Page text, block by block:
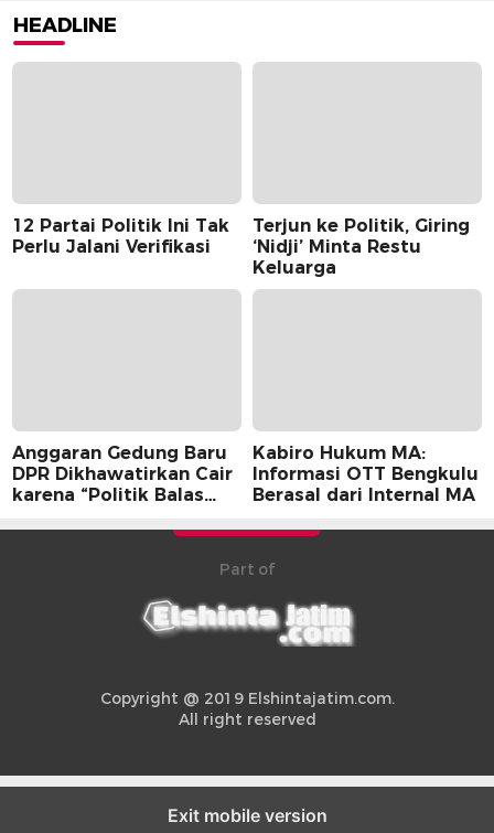
HEADLINE
12 Partai Politik Ini Tak
Perlu Jalani Verifikasi
Terjun ke Politik, Giring
‘Nidji’ Minta Restu
Keluarga
Anggaran Gedung Baru
DPR Dikhawatirkan Cair
karena “Politik Balas
Kabiro Hukum MA:
Informasi OTT Bengkulu
Berasal dari Internal MA
Part of
Copyright @ 2019 Elshintajatim.com.
All right reserved
Exit mobile version